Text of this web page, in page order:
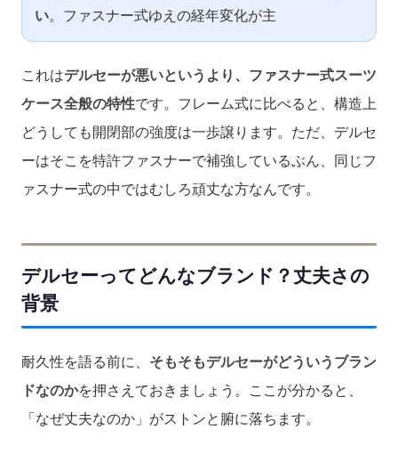
い。ファスナー式ゆえの経年変化が主
これはデルセーが悪いというより、ファスナー式スーツ
ケース全般の特性です。フレーム式に比べると、構造上
どうしても開閉部の強度は一歩譲ります。ただ、デルセ
ーはそこを特許ファスナーで補強しているぶん、同じフ
ァスナー式の中ではむしろ頑丈な方なんです。
デルセーってどんなブランド？丈夫さの
背景
耐久性を語る前に、 そもそもデルセーがどういうブラン
ドなのかを押さえておきましょう。ここが分かると、
「なぜ丈夫なのか」がストンと腑に落ちます。